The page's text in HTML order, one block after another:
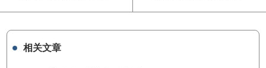
相关文章